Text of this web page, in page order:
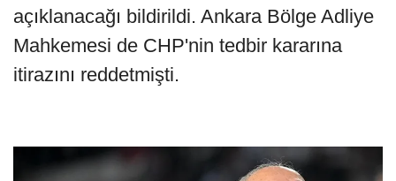
açıklanacağı bildirildi. Ankara Bölge Adliye
Mahkemesi de CHP'nin tedbir kararına
itirazını reddetmişti.